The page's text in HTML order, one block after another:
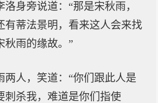
身旁说道：“那是宋秋雨，
有蒂法景明，看来这人会来找
秋雨的缘故。”
两人，笑道：“你们跟此人是
刺杀我，难道是你们指使